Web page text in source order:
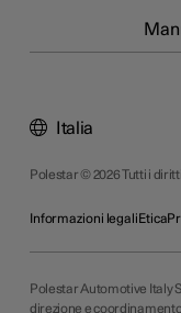
Polestar © 2026 Tutti i
Informazioni legaliEtica
Italia
Polestar Automotive Italy
direzione e